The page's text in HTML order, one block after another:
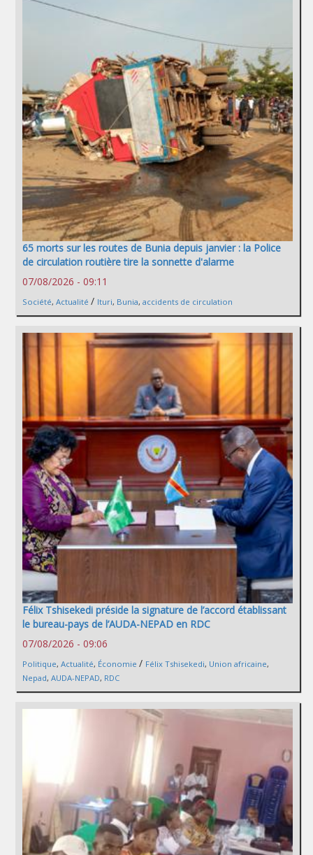
65 morts sur les routes de Bunia depuis janvier : la Police
de circulation routière tire la sonnette d'alarme
07/08/2026 - 09:11
Société, Actualité / Ituri, Bunia, accidents de circulation
Félix Tshisekedi préside la signature de l’accord établissant
le bureau-pays de l’AUDA-NEPAD en RDC
07/08/2026 - 09:06
Politique, Actualité, Économie / Félix Tshisekedi, Union africaine,
Nepad, AUDA-NEPAD, RDC